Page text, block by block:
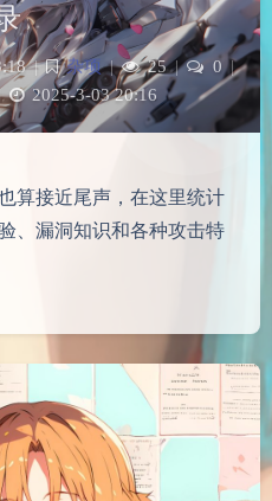
Sans Serif
| 杂项 | 25 | 0 |
2025-3-03 20:16
算接近尾声，在这里统计
、漏洞知识和各种攻击特